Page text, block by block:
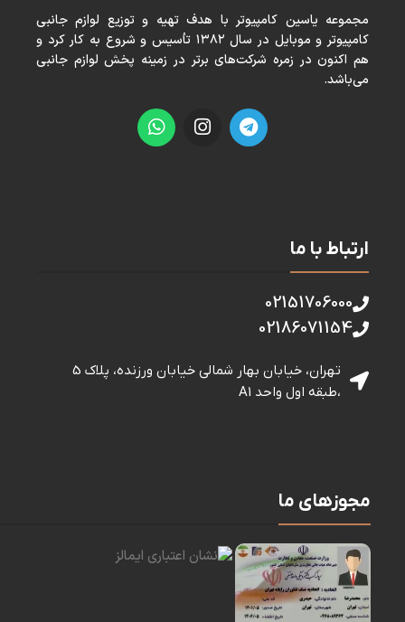
مجموعه ياسين كامپيوتر با هدف تهيه و توزيع لوازم جانبی
كامپيوتر و موبايل در سال ١٣٨٢ تأسيس و شروع به كار كرد و
هم اكنون در زمره شركت‌های برتر در زمينه پخش لوازم جانبی
می‌باشد.
ارتباط با ما
02151706000
02186071154
تهران، خیابان بهار شمالی خيابان ورزنده، پلاک 5
،طبقه اول واحد A1
مجوزهای ما